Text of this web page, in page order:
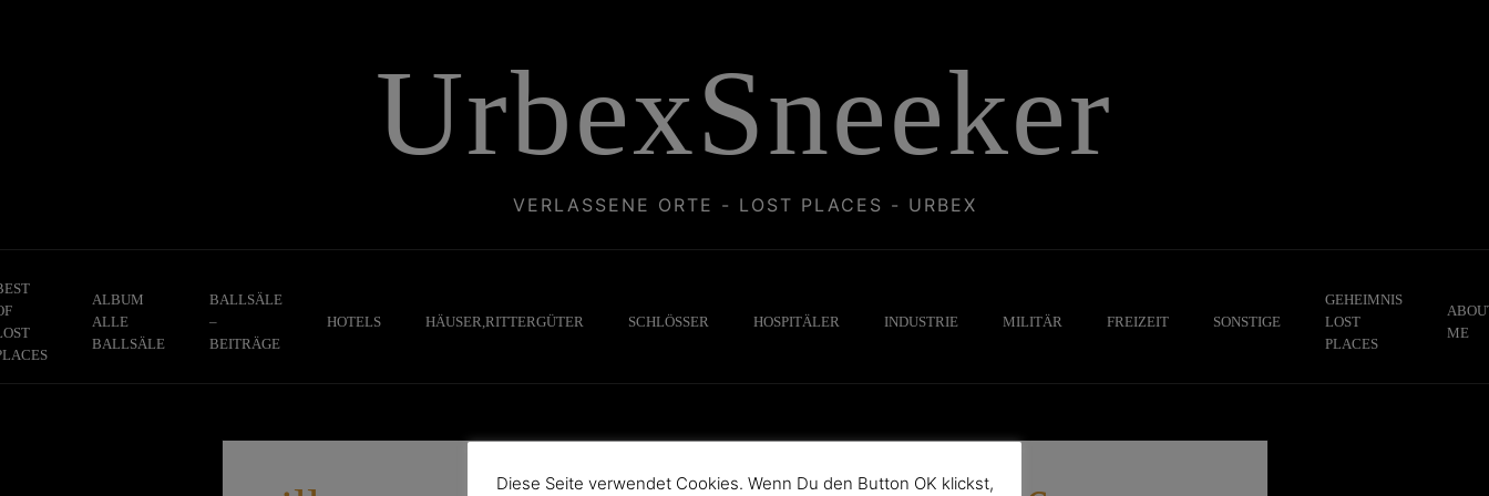
UrbexSneeker
VERLASSENE ORTE - LOST PLACES - URBEX
ALBUM
ALLE
BALLSÄLE
BALLSÄLE
–
BEITRÄGE
HOTELS HÄUSER,RITTERGÜTER SCHLÖSSER HOSPITÄLER INDUSTRIE MILITÄR FREIZEIT SONSTIGE
GEHEIMNIS
LOST
PLACES
ME
Diese Seite verwendet Cookies. Wenn Du den Button OK klickst,